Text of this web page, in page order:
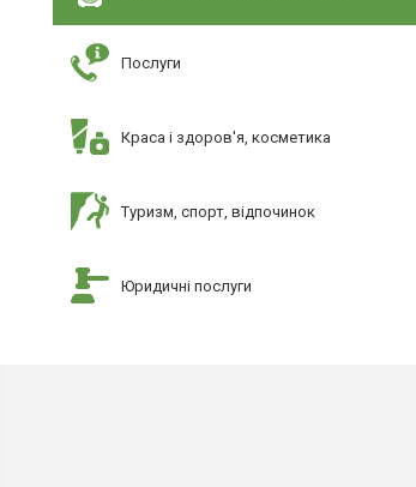
Послуги
Краса і здоров'я, косметика
Туризм, спорт, відпочинок
Юридичні послуги